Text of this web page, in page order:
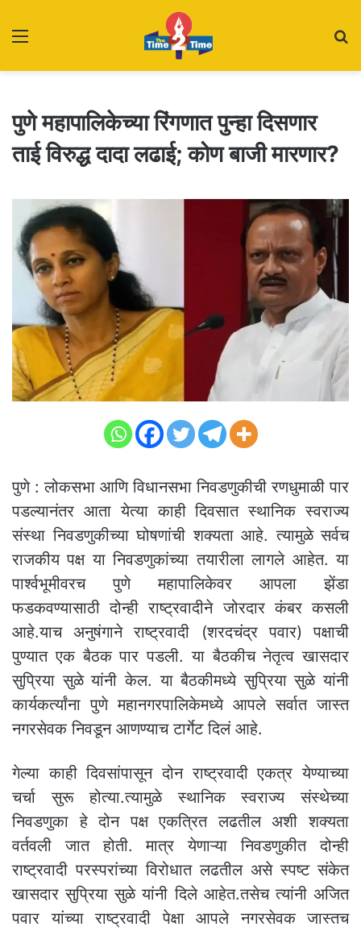
पुणे महापालिकेच्या रिंगणात पुन्हा दिसणार
ताई विरुद्ध दादा लढाई; कोण बाजी मारणार?
पुणे : लोकसभा आणि विधानसभा निवडणुकीची रणधुमाळी पार
पडल्यानंतर आता येत्या काही दिवसात स्थानिक स्वराज्य
संस्था निवडणुकीच्या घोषणांची शक्यता आहे. त्यामुळे सर्वच
राजकीय पक्ष या निवडणुकांच्या तयारीला लागले आहेत. या
पार्श्वभूमीवरच पुणे महापालिकेवर आपला झेंडा
फडकवण्यासाठी दोन्ही राष्ट्रवादीने जोरदार कंबर कसली
आहे.याच अनुषंगाने राष्ट्रवादी (शरदचंद्र पवार) पक्षाची
पुण्यात एक बैठक पार पडली. या बैठकीच नेतृत्व खासदार
सुप्रिया सुळे यांनी केल. या बैठकीमध्ये सुप्रिया सुळे यांनी
कार्यकर्त्यांना पुणे महानगरपालिकेमध्ये आपले सर्वात जास्त
नगरसेवक निवडून आणण्याच टार्गेट दिलं आहे.
गेल्या काही दिवसांपासून दोन राष्ट्रवादी एकत्र येण्याच्या
चर्चा सुरू होत्या.त्यामुळे स्थानिक स्वराज्य संस्थेच्या
निवडणुका हे दोन पक्ष एकत्रित लढतील अशी शक्यता
वर्तवली जात होती. मात्र येणाऱ्या निवडणुकीत दोन्ही
राष्ट्रवादी परस्परांच्या विरोधात लढतील असे स्पष्ट संकेत
खासदार सुप्रिया सुळे यांनी दिले आहेत.तसेच त्यांनी अजित
पवार यांच्या राष्ट्रवादी पेक्षा आपले नगरसेवक जास्तच